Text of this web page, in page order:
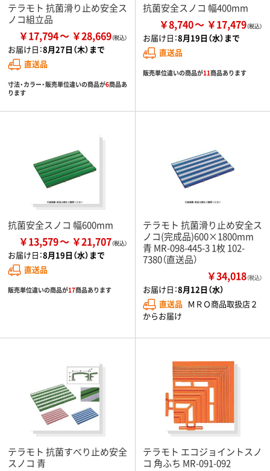
テラモト 抗菌滑り止め安全ス
ノコ組立品
￥17,794 ￥28,669
お届け日：8月27日（木）まで
直送品
寸法・カラー・販売単位違いの商品が6商品あ
ります
抗菌安全スノコ 幅400mm
￥8,740 ￥17,479
お届け日：8月19日（水）まで
直送品
販売単位違いの商品が11商品あります
抗菌安全スノコ 幅600mm
￥13,579 ￥21,707
お届け日：8月19日（水）まで
直送品
販売単位違いの商品が17商品あります
テラモト 抗菌滑り止め安全ス
ノコ(完成品)600×1800mm
青 MR-098-445-3 1枚 102-
7380（直送品）
￥34,018（税込）
お届け日：8月12日（水）
直送品 ＭＲＯ商品取扱店２
からお届け
テラモト 抗菌すべり止め安全
スノコ 青
テラモト エコジョイントスノ
コ 角ふち MR-091-092